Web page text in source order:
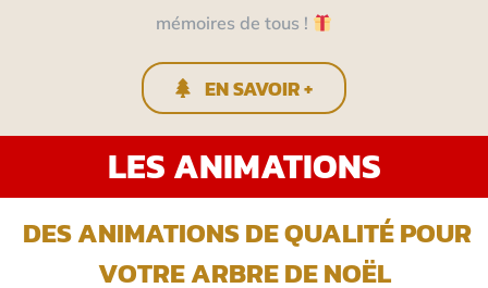
mémoires de tous !
EN SAVOIR +
LES ANIMATIONS
DES ANIMATIONS DE QUALITÉ POUR
VOTRE ARBRE DE NOËL